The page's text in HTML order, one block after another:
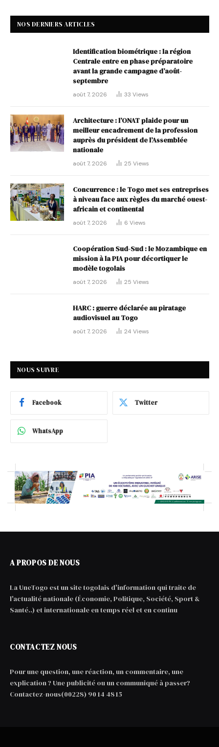
NOS DERNIERS ARTICLES
Identification biométrique : la région
Centrale entre en phase préparatoire
avant la grande campagne d’août-
septembre
août 7, 2026 33 Views
Architecture : l’ONAT plaide pour un
meilleur encadrement de la profession
auprès du président de l’Assemblée
nationale
août 7, 2026 25 Views
Concurrence : le Togo met ses entreprises
à niveau face aux règles du marché ouest-
africain et continental
août 7, 2026 6 Views
Coopération Sud-Sud : le Mozambique en
mission à la PIA pour décortiquer le
modèle togolais
août 7, 2026 25 Views
HARC : guerre déclarée au piratage
audiovisuel au Togo
août 7, 2026 24 Views
NOUS SUIVRE
Facebook Twitter
WhatsApp
A PROPOS DE NOUS
La UneTogo est un site togolais d'information qui traite de
l'actualité nationale (Économie, Politique, Société, Sport &
Santé..) et internationale en temps réel et en continu
CONTACTEZ NOUS
Pour une question, une réaction, un commentaire, une
explication ? Une publicité ou un communiqué à passer?
Contactez-nous(00228) 90 14 48 15